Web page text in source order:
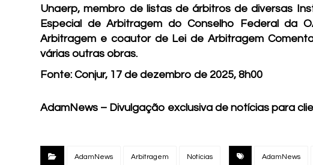
Unaerp, membro de listas de árbitros de diversas
Especial de Arbitragem do Conselho Federal da
Arbitragem e coautor de Lei de Arbitragem
várias outras obras.
Fonte: Conjur, 17 de dezembro de 2025, 8h00
AdamNews – Divulgação exclusiva de notícias para
AdamNews Arbitragem Notícias AdamNews